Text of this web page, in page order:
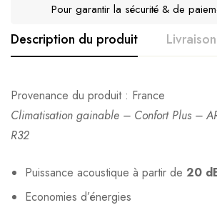
Pour garantir la sécurité & de
Description du produit
Provenance du produit : France
Climatisation gainable – Confort Plus –
R32
Puissance acoustique à partir de 20
Economies d’énergies
Texte à venir, à voir avec Julien !
Avis clients
Basé sur 0 avis
Il n'y a pas encore d'avis, donnez le vôtre
Questions clients
0question sur ce produit
Aucune question actuellement. Devenez
votre question !